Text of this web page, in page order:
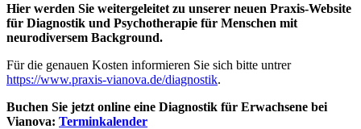
Hier werden Sie weitergeleitet zu unserer neuen Praxis-Website
für Diagnostik und Psychotherapie für Menschen mit
neurodiversem Background.
Für die genauen Kosten informieren Sie sich bitte untrer
https://www.praxis-vianova.de/diagnostik.
Buchen Sie jetzt online eine Diagnostik für Erwachsene bei
Vianova: Terminkalender